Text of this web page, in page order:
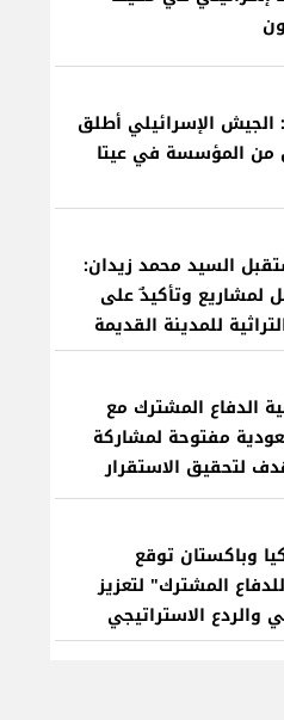
الجيش الإسرائيلي أطلق
من المؤسسة في عيتا
السيد محمد زيدان:
لمشاريع وتأكيدٌ على
للمدينة القديمة
الدفاع المشترك مع
مفتوحة لمشاركة
لتحقيق الاستقرار
وباكستان توقع
المشترك" لتعزيز
والردع الاستراتيجي